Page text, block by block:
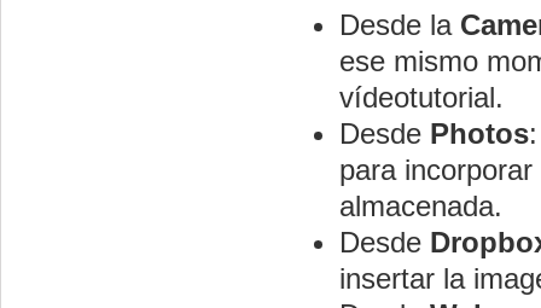
Desde la
ese mismo
vídeotutorial.
Desde Photos
para
almacenada.
Desde
insertar la